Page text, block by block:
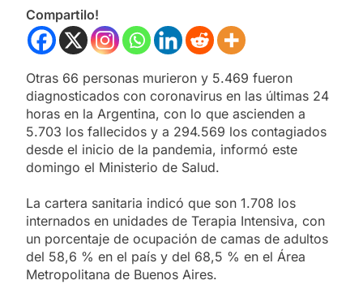
Compartilo!
Otras 66 personas murieron y 5.469 fueron
diagnosticados con coronavirus en las últimas 24
horas en la Argentina, con lo que ascienden a
5.703 los fallecidos y a 294.569 los contagiados
desde el inicio de la pandemia, informó este
domingo el Ministerio de Salud.
La cartera sanitaria indicó que son 1.708 los
internados en unidades de Terapia Intensiva, con
un porcentaje de ocupación de camas de adultos
del 58,6 % en el país y del 68,5 % en el Área
Metropolitana de Buenos Aires.